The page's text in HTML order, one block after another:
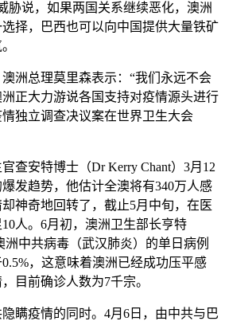
胁说，如果两国关系继续恶化，澳洲
择，巴西也可以向中国提供大量铁矿
洲总理莫里森表示：“我们永远不会
正大力游说各国支持对疫情源头进行
独立调查决议案在世界卫生大会
查安特博士（Dr Kerry Chant）3月12
发趋势，他估计全澳将有340万人感
神奇地回转了，截止5月中旬，在医
人。6月初，澳洲卫生部长亨特
洲中共病毒（武汉肺炎）的单日病例
，这意味着澳洲已经成功压平感
目前确诊人数为7千宗。
瞒疫情的同时。4月6日，由中共与巴